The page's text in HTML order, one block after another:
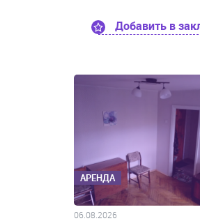
Добавить в
АРЕНДА
06.08.2026